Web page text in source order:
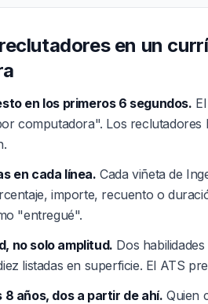
en un
en los primeros 6 segundos.
computadora". Los
en cada línea. Cada viñeta de
importe, recuento o
"entregué".
no solo amplitud. Dos
listadas en superficie. El ATS
8 años, dos a partir de ahí. Quien